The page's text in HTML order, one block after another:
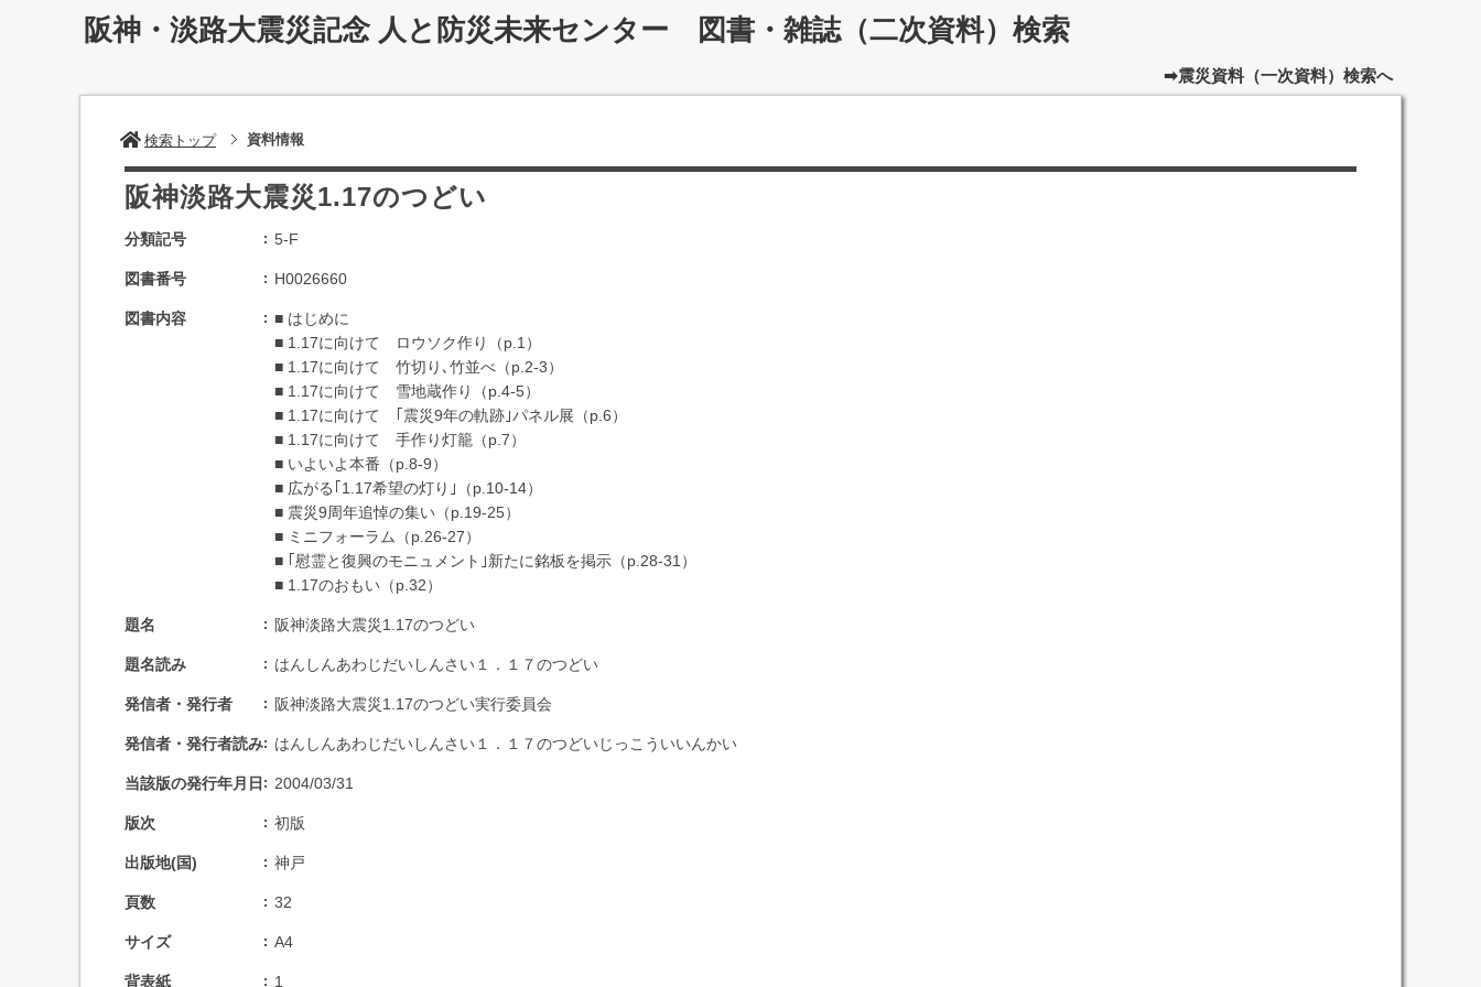
阪神・淡路大震災記念 人と防災未来センター 図書・雑誌（二次資料）検索
➡震災資料（一次資料）検索へ
検索トップ 資料情報
阪神淡路大震災1.17のつどい
分類記号 5-F
図書番号 H0026660
図書内容
■ はじめに
■ 1.17に向けて ロウソク作り（p.1）
■ 1.17に向けて 竹切り､竹並べ（p.2-3）
■ 1.17に向けて 雪地蔵作り（p.4-5）
■ 1.17に向けて ｢震災9年の軌跡｣パネル展（p.6）
■ 1.17に向けて 手作り灯籠（p.7）
■ いよいよ本番（p.8-9）
■ 広がる｢1.17希望の灯り｣（p.10-14）
■ 震災9周年追悼の集い（p.19-25）
■ ミニフォーラム（p.26-27）
■ ｢慰霊と復興のモニュメント｣新たに銘板を掲示（p.28-31）
■ 1.17のおもい（p.32）
題名 阪神淡路大震災1.17のつどい
題名読み はんしんあわじだいしんさい１．１７のつどい
発信者・発行者 阪神淡路大震災1.17のつどい実行委員会
発信者・発行者読み はんしんあわじだいしんさい１．１７のつどいじっこういいんかい
当該版の発行年月日 2004/03/31
版次 初版
出版地(国) 神戸
頁数 32
サイズ A4
背表紙 1